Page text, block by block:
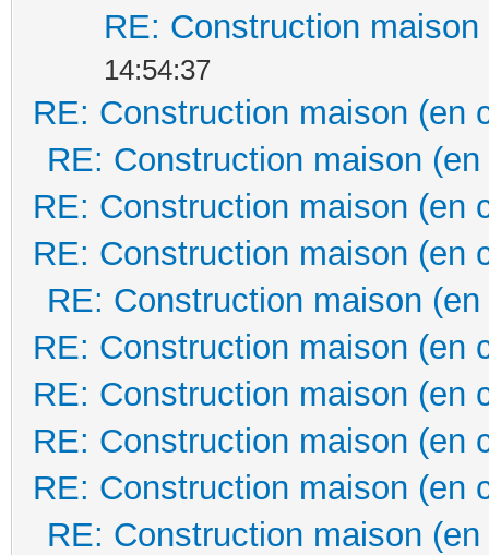
RE: Construction
14:54:37
RE: Construction maison (en
RE: Construction maison
RE: Construction maison (en
RE: Construction maison (en
RE: Construction maison
RE: Construction maison (en
RE: Construction maison (en
RE: Construction maison (en
RE: Construction maison (en
RE: Construction maison